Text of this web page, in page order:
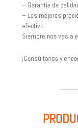
– Garantía de
– Los mejores
efectivo.
Siempre nos vas a
¡Consúltanos y